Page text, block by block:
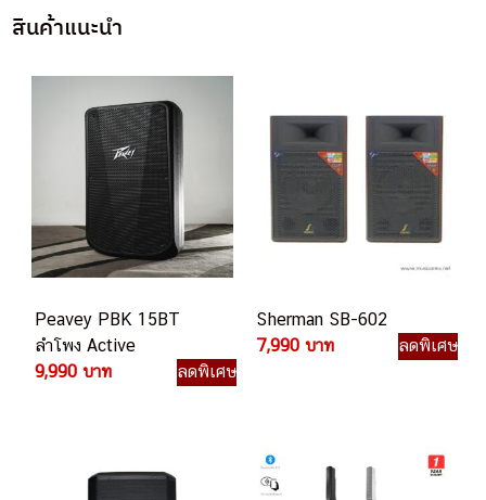
สินค้าแนะนำ
Peavey PBK 15BT
ลำโพง Active
9,990 บาท
ลดพิเศษ
Sherman SB-602
7,990 บาท
ลดพิเศษ